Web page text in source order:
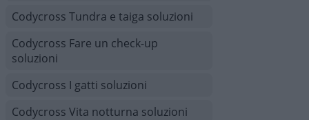
Codycross Tundra e taiga soluzioni
Codycross Fare un check-up
soluzioni
Codycross I gatti soluzioni
Codycross Vita notturna soluzioni